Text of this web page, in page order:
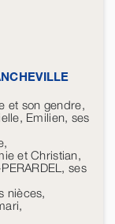
et son gendre,
Emilien, ses
et Christian,
ses
nièces,